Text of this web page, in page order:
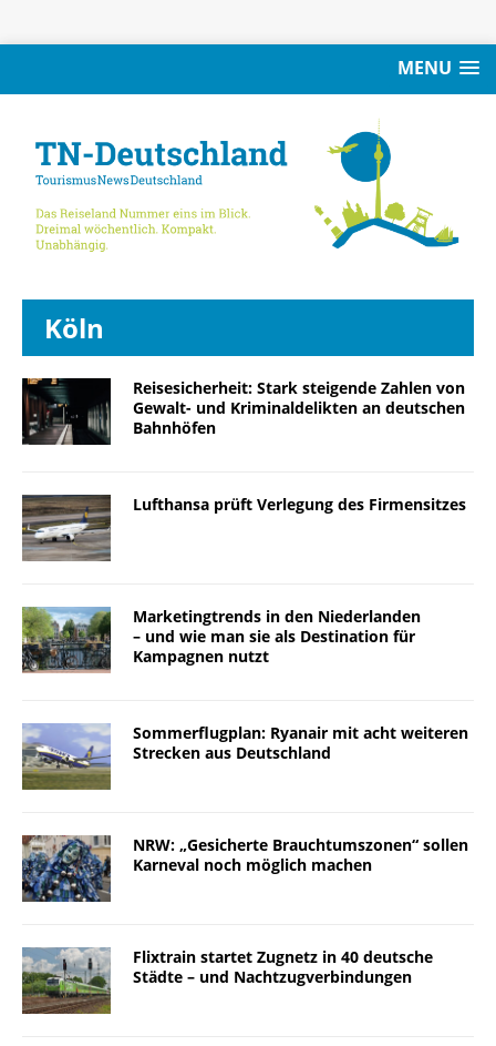
MENU
Köln
Reisesicherheit: Stark steigende Zahlen von
Gewalt- und Kriminaldelikten an deutschen
Bahnhöfen
Lufthansa prüft Verlegung des Firmensitzes
Marketingtrends in den Niederlanden
– und wie man sie als Destination für
Kampagnen nutzt
Sommerflugplan: Ryanair mit acht weiteren
Strecken aus Deutschland
NRW: „Gesicherte Brauchtumszonen“ sollen
Karneval noch möglich machen
Flixtrain startet Zugnetz in 40 deutsche
Städte – und Nachtzugverbindungen